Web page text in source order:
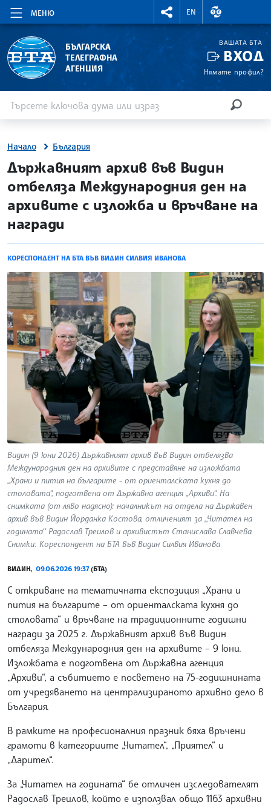
МЕНЮ
RIGHTMENU.SOCIAL
EN
ВАЛУТНИ
БЪЛГАРСКА
ТЕЛЕГРАФНА
АГЕНЦИЯ
ВАШАТА БТА
ВХОД
Нямате профил?
Начало България
site.bta
Държавният архив във Видин
отбеляза Международния ден на
архивите с изложба и връчване на
награди
КОРЕСПОНДЕНТ НА БТА ВЪВ ВИДИН СИЛВИЯ ИВАНОВА
Видин (9 юни 2026) Държавният архив във Видин отбелязва
Международния ден на архивите с представяне на изложбата
„Храни и пития на българите - от ориенталската кухня до
столовата“, подготвена от Държавна агенция „Архиви“. На
снимката (от ляво надясно): началникът на отдела на Държавен
архив във Видин Йорданка Костова, отличеният за ,,Читател на
годината‘‘ Радослав Треилов и архивистът Станислава Славчева.
Снимки: Кореспондент на БТА във Видин Силвия Иванова
ВИДИН, 09.06.2026 19:37(БТА)
С откриване на тематичната експозиция „Храни и
пития на българите – от ориенталската кухня до
столовата“ и връчване на традиционните годишни
награди за 2025 г. Държавният архив във Видин
отбеляза Международния ден на архивите – 9 юни.
Изложбата е подготвена от Държавна агенция
„Архиви“, а събитието е посветено на 75-годишнината
от учредяването на централизираното архивно дело в
България.
В рамките на професионалния празник бяха връчени
грамоти в категориите „Читател“, „Приятел“ и
„Дарител“.
За „Читател на годината“ бе отличен изследователят
Радослав Треилов, който е използвал общо 1163 архивни